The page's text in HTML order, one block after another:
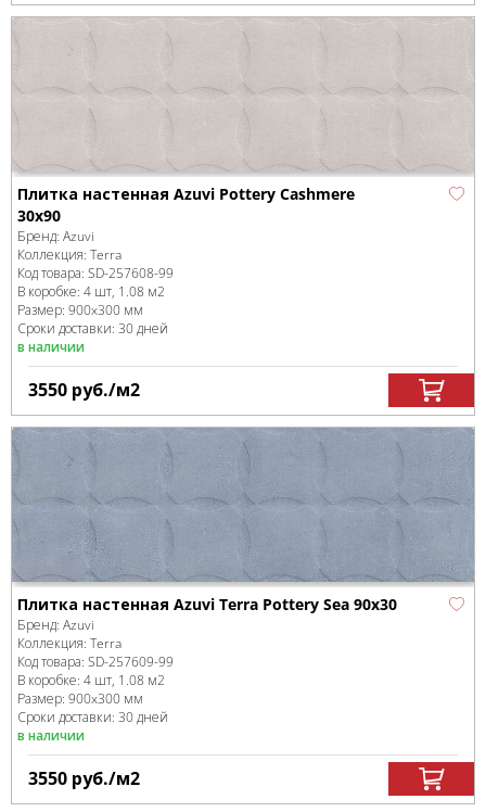
Плитка настенная Azuvi Pottery Cashmere
30x90
Бренд: Azuvi
Коллекция: Terra
Код товара: SD-257608-99
В коробке: 4 шт, 1.08 м2
Размер: 900x300 мм
Сроки доставки: 30 дней
в наличии
3550 руб./м2
Плитка настенная Azuvi Terra Pottery Sea 90x30
Бренд: Azuvi
Коллекция: Terra
Код товара: SD-257609-99
В коробке: 4 шт, 1.08 м2
Размер: 900x300 мм
Сроки доставки: 30 дней
в наличии
3550 руб./м2